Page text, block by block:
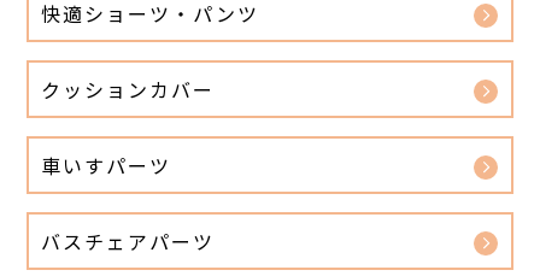
快適ショーツ・パンツ
クッションカバー
車いすパーツ
バスチェアパーツ